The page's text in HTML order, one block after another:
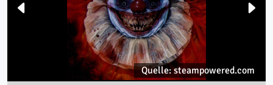
Quelle: steampowered.com